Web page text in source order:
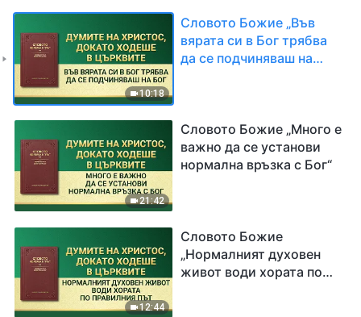
10:18
Словото Божие „Във
вярата си в Бог трябва
да се подчиняваш на
21:42
Словото Божие „Много е
важно да се установи
нормална връзка с Бог“
12:44
Словото Божие
„Нормалният духовен
живот води хората по